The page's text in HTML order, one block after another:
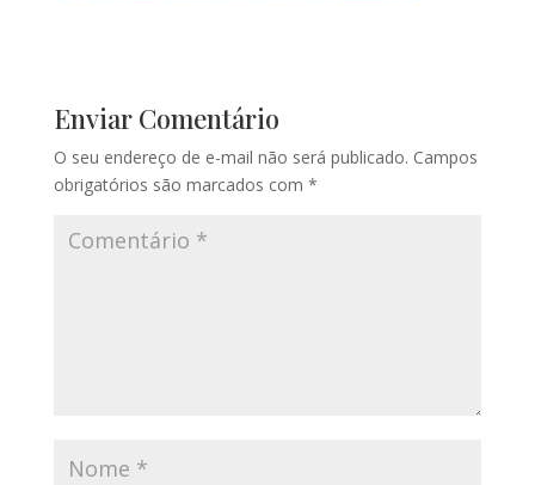
Enviar Comentário
O seu endereço de e-mail não será publicado. Campos
obrigatórios são marcados com *